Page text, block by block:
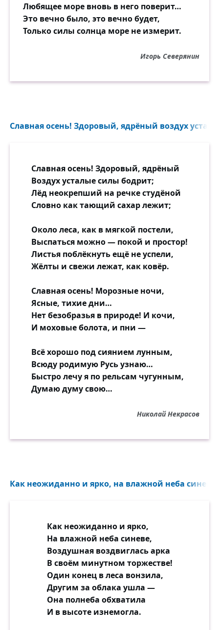
Любящее море вновь в него поверит…
Это вечно было, это вечно будет,
Только силы солнца море не измерит.
Игорь Северянин
Славная осень! Здоровый, ядрёный воздух
Славная осень! Здоровый, ядрёный
Воздух усталые силы бодрит;
Лёд неокрепший на речке студёной
Словно как тающий сахар лежит;
Около леса, как в мягкой постели,
Выспаться можно — покой и простор!
Листья поблёкнуть ещё не успели,
Жёлты и свежи лежат, как ковёр.
Славная осень! Морозные ночи,
Ясные, тихие дни…
Нет безобразья в природе! И кочи,
И моховые болота, и пни —
Всё хорошо под сиянием лунным,
Всюду родимую Русь узнаю…
Быстро лечу я по рельсам чугунным,
Думаю думу свою…
Николай Некрасов
Как неожиданно и ярко, на влажной неба
Как неожиданно и ярко,
На влажной неба синеве,
Воздушная воздвиглась арка
В своём минутном торжестве!
Один конец в леса вонзила,
Другим за облака ушла —
Она полнеба обхватила
И в высоте изнемогла.